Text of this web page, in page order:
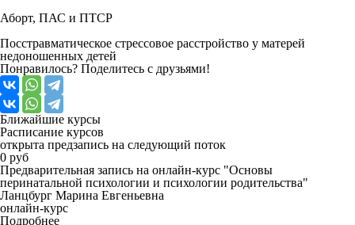
Аборт, ПАС и ПТСР
Посстравматическое стрессовое расстройство у матерей
недоношенных детей
Понравилось? Поделитесь с друзьями!
Ближайшие курсы
Расписание курсов
открыта предзапись на следующий поток
0 руб
Предварительная запись на онлайн-курс "Основы
перинатальной психологии и психологии родительства"
Ланцбург Марина Евгеньевна
онлайн-курс
Подробнее